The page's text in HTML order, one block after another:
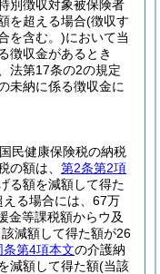
別徴収対象被保険者
を超える場合(徴収す
を含む。)において当
徴収金があるとき
法第17条の2の規定
未納に係る徴収金に
民健康保険税の納税
の額は、 第2条第2項
る額を減額して得た
る場合には、67万
金等課税額からウ及
減額して得た額が26
条第4項本文の介護納
減額して得た額(当該